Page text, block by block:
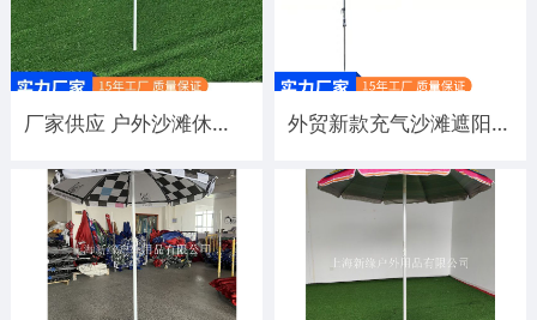
厂家供应 户外沙滩休闲遮阳伞 满版印刷花色图案定制沙滩伞 外贸新款充气沙滩遮阳帘 海滩遮阳帆蓬 T型沙滩天幕大型海边遮阳